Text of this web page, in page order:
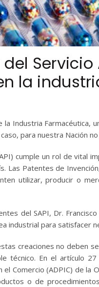
la
Industria Farmacéutica,
para nuestra Nación
cumple un rol de vital
Las Patentes de
utilizar, producir o
del SAPI, Dr.
industrial para satisfacer
creaciones no
técnico. En el artículo
Comercio (ADPIC) de la
o de